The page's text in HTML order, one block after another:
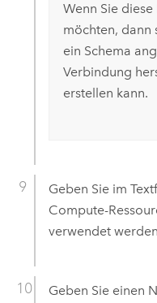
Wenn Sie
möchten, dann
ein Schema
Verbindung
erstellen kann.
Geben Sie im
Compute-
verwendet
Geben Sie einen